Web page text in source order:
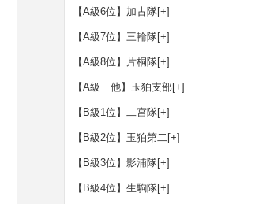
【A級6位】加古隊[+]
【A級7位】三輪隊[+]
【A級8位】片桐隊[+]
【A級 他】玉狛支部[+]
【B級1位】二宮隊[+]
【B級2位】玉狛第二[+]
【B級3位】影浦隊[+]
【B級4位】生駒隊[+]